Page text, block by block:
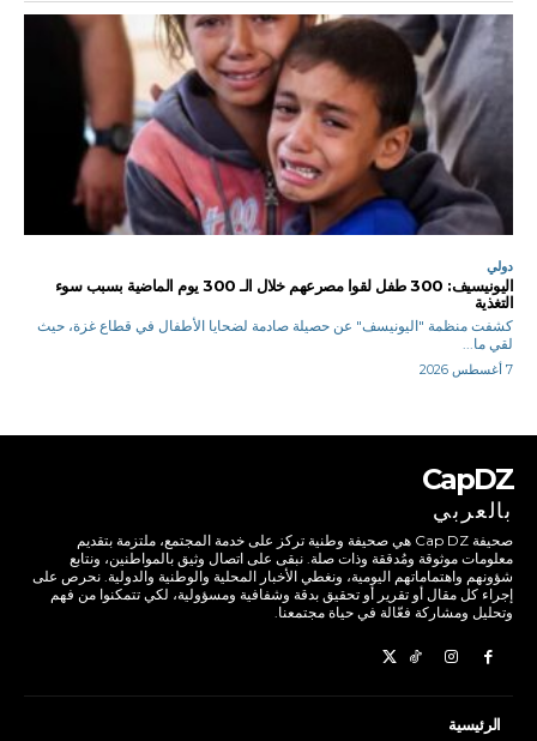
دولي
اليونيسيف: 300 طفل لقوا مصرعهم خلال الـ 300 يوم الماضية بسبب سوء
التغذية
كشفت منظمة "اليونيسف" عن حصيلة صادمة لضحايا الأطفال في قطاع غزة، حيث
لقي ما...
7 أغسطس 2026
CapDZ
بالعربي
صحيفة Cap DZ هي صحيفة وطنية تركز على خدمة المجتمع، ملتزمة بتقديم
معلومات موثوقة ومُدققة وذات صلة. نبقى على اتصال وثيق بالمواطنين، ونتابع
شؤونهم واهتماماتهم اليومية، ونغطي الأخبار المحلية والوطنية والدولية. نحرص على
إجراء كل مقال أو تقرير أو تحقيق بدقة وشفافية ومسؤولية، لكي تتمكنوا من فهم
وتحليل ومشاركة فعّالة في حياة مجتمعنا.
الرئيسية